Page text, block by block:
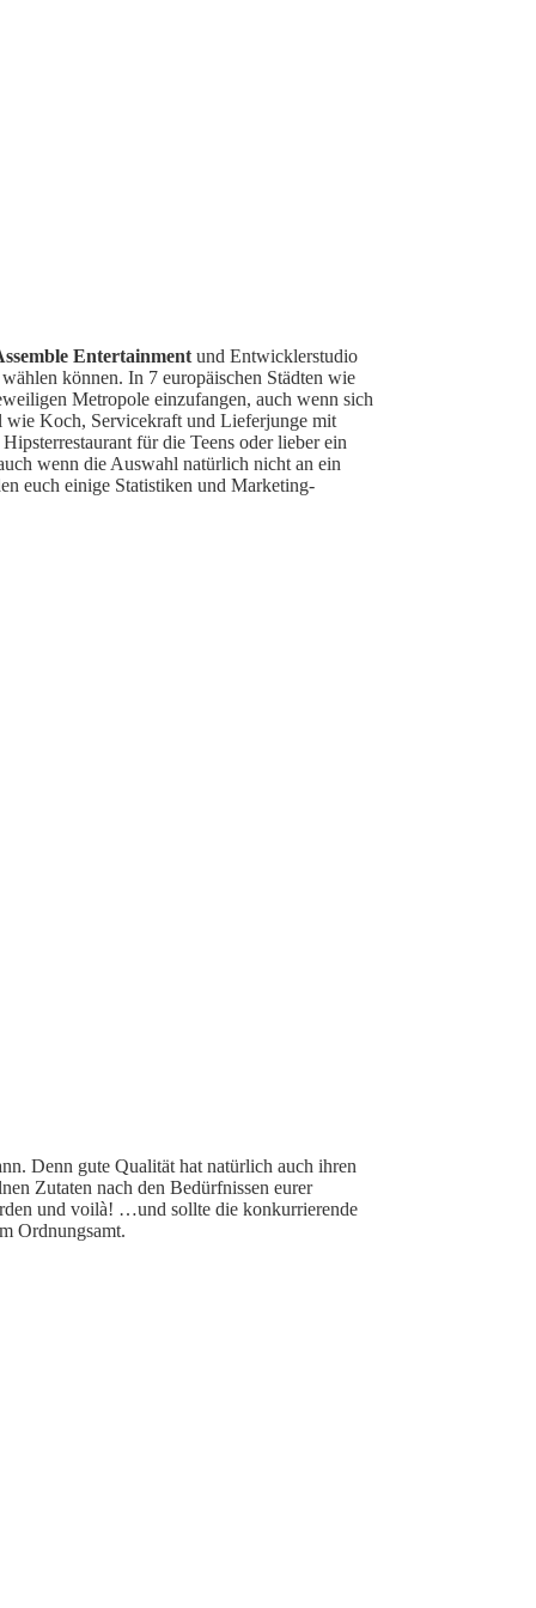
Entertainment und Entwicklerstudio
können. In 7 europäischen Städten wie
Metropole einzufangen, auch wenn sich
wie Koch, Servicekraft und Lieferjunge mit
für die Teens oder lieber ein
wenn die Auswahl natürlich nicht an ein
euch einige Statistiken und Marketing-
Denn gute Qualität hat natürlich auch ihren
Zutaten nach den Bedürfnissen eurer
und voilà! …und sollte die konkurrierende
Ordnungsamt.